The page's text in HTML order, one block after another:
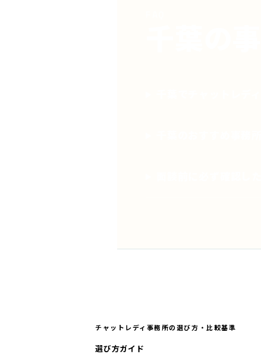
チャットレディ事務所の選び方・比較基準
選び方ガイド